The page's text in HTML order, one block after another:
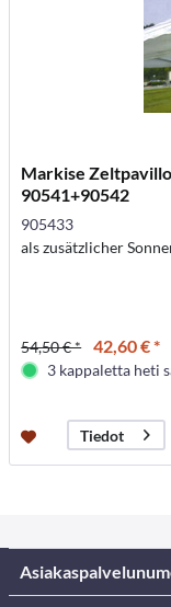
Markise
90541+90542
905433
als zusätzlicher
54,50 € * 42,60 € *
3 kappaletta heti
Tiedot